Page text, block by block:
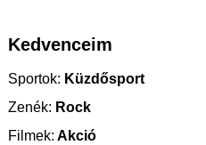
Kedvenceim
Sportok: Küzdősport
Zenék: Rock
Filmek: Akció